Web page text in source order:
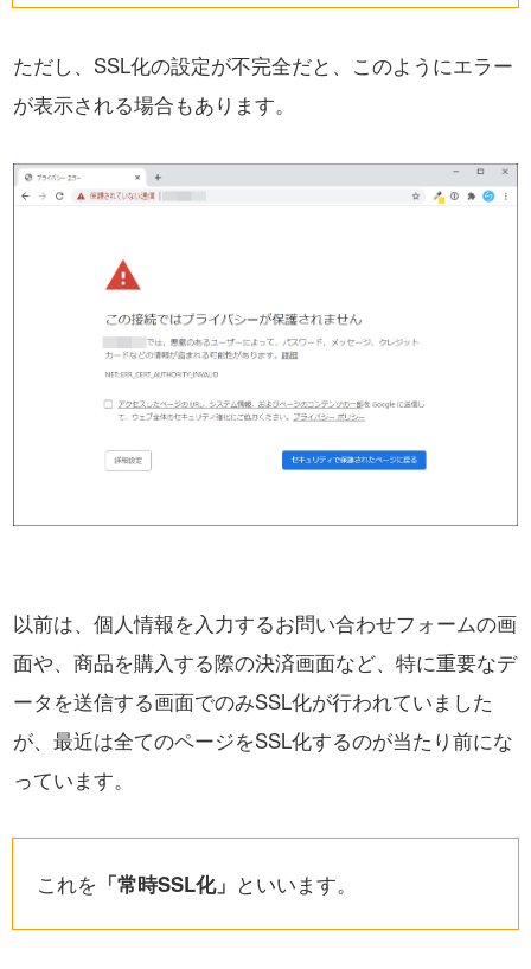
ただし、SSL化の設定が不完全だと、 このようにエラー
が表示される場合もあります。
以前は、個人情報を入力するお問い合わせフォームの画
面や、商品を購入する際の決済画面など、 特に重要なデ
ータを送信する画面でのみSSL化が行われていました
が、 最近は全てのページをSSL化するのが当たり前にな
っています。
これを 「常時SSL化」 といいます。